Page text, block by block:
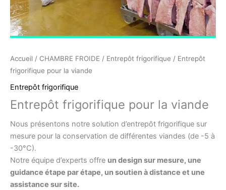
Accueil / CHAMBRE FROIDE / Entrepôt frigorifique / Entrepôt
frigorifique pour la viande
Entrepôt frigorifique
Entrepôt frigorifique pour la viande
Nous présentons notre solution d’entrepôt frigorifique sur
mesure pour la conservation de différentes viandes (de -5 à
-30°C).
Notre équipe d’experts offre un design sur mesure, une
guidance étape par étape, un soutien à distance et une
assistance sur site.